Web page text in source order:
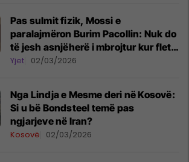
Pas sulmit fizik, Mossi e
paralajmëron Burim Pacollin: Nuk do
të jesh asnjëherë i mbrojtur kur flet
keq për punën e tjetrit
Yjet 02/03/2026
Nga Lindja e Mesme deri në Kosovë:
Si u bë Bondsteel temë pas
ngjarjeve në Iran?
Kosovë 02/03/2026